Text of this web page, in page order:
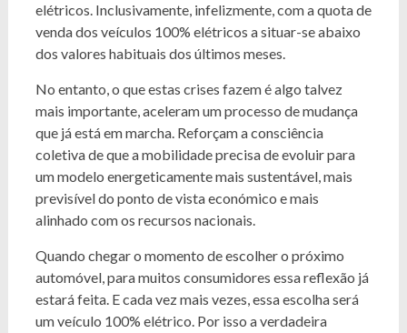
elétricos. Inclusivamente, infelizmente, com a quota de
venda dos veículos 100% elétricos a situar-se abaixo
dos valores habituais dos últimos meses.
No entanto, o que estas crises fazem é algo talvez
mais importante, aceleram um processo de mudança
que já está em marcha. Reforçam a consciência
coletiva de que a mobilidade precisa de evoluir para
um modelo energeticamente mais sustentável, mais
previsível do ponto de vista económico e mais
alinhado com os recursos nacionais.
Quando chegar o momento de escolher o próximo
automóvel, para muitos consumidores essa reflexão já
estará feita. E cada vez mais vezes, essa escolha será
um veículo 100% elétrico. Por isso a verdadeira